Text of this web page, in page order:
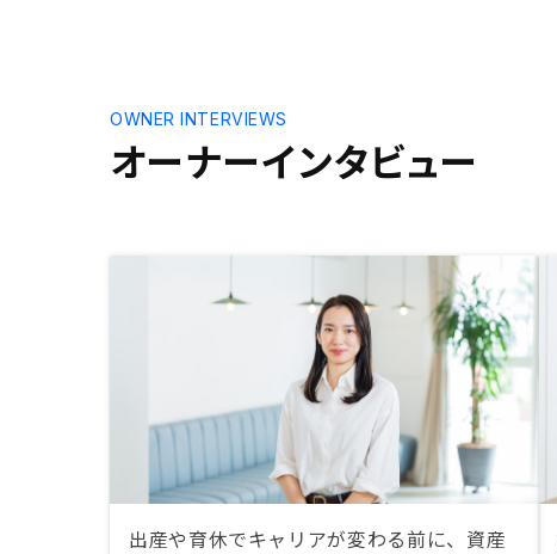
オーナーインタビュー
OWNER INTERVIEWS
出産や育休でキャリアが変わる前に、資産